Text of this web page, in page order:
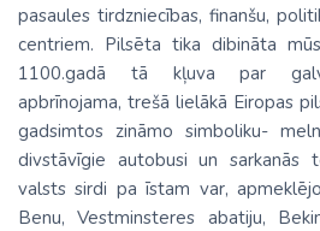
pasaules tirdzniecības, finanšu,
centriem. Pilsēta tika dibināta
1100.gadā tā kļuva par
apbrīnojama, trešā lielākā Eiropas
gadsimtos zināmo simboliku-
divstāvīgie autobusi un sarkanās
valsts sirdi pa īstam var,
Benu, Vestminsteres abatiju,